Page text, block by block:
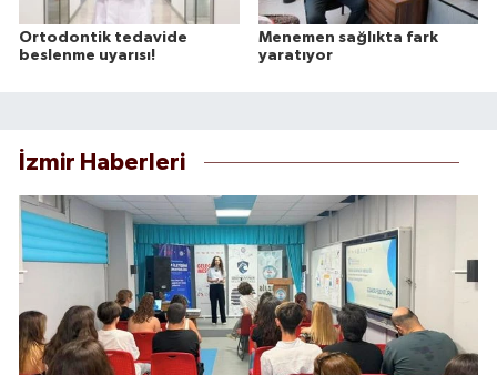
Ortodontik tedavide
beslenme uyarısı!
Menemen sağlıkta fark
yaratıyor
İzmir Haberleri